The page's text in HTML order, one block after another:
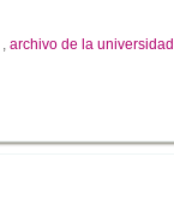
archivo de la universidad